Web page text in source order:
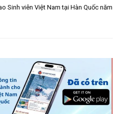
Sinh viên Việt Nam tại Hàn Quốc năm